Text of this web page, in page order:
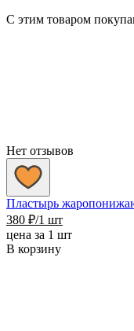
С этим товаром
Нет отзывов
Пластырь
380 ₽/1 шт
цена за 1 шт
В корзину